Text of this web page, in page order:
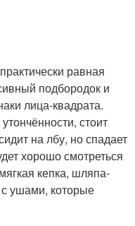
равная
подбородок и
лица-квадрата.
стоит
на лбу, но спадает
хорошо смотреться
кепка, шляпа-
ушами, которые